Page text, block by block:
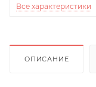
Все характеристики
ОПИСАНИЕ